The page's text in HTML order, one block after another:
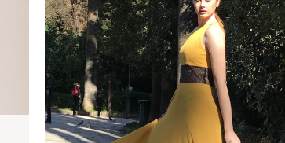
Add to
wishlist